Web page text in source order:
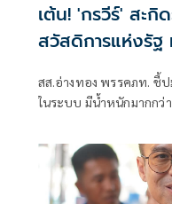
เต้น! 'กรวีร์' สะ
สวัสดิการแห่งรัฐ
คนจนจริงถูกคัดอ
สส.อ่างทอง พรรคภท. ชี้
ในระบบ มีน้ำหนักมากกว่